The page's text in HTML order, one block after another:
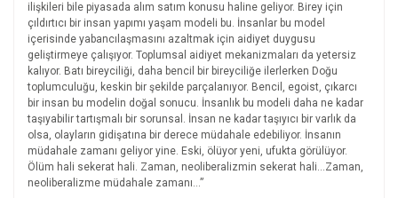
ilişkileri bile piyasada alım satım konusu haline geliyor. Birey için
çıldırtıcı bir insan yapımı yaşam modeli bu. İnsanlar bu model
içerisinde yabancılaşmasını azaltmak için aidiyet duygusu
geliştirmeye çalışıyor. Toplumsal aidiyet mekanizmaları da yetersiz
kalıyor. Batı bireyciliği, daha bencil bir bireyciliğe ilerlerken Doğu
toplumculuğu, keskin bir şekilde parçalanıyor. Bencil, egoist, çıkarcı
bir insan bu modelin doğal sonucu. İnsanlık bu modeli daha ne kadar
taşıyabilir tartışmalı bir sorunsal. İnsan ne kadar taşıyıcı bir varlık da
olsa, olayların gidişatına bir derece müdahale edebiliyor. İnsanın
müdahale zamanı geliyor yine. Eski, ölüyor yeni, ufukta görülüyor.
Ölüm hali sekerat hali. Zaman, neoliberalizmin sekerat hali…Zaman,
neoliberalizme müdahale zamanı…”